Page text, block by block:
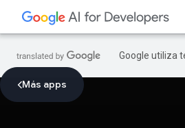
Google utiliza
Más apps